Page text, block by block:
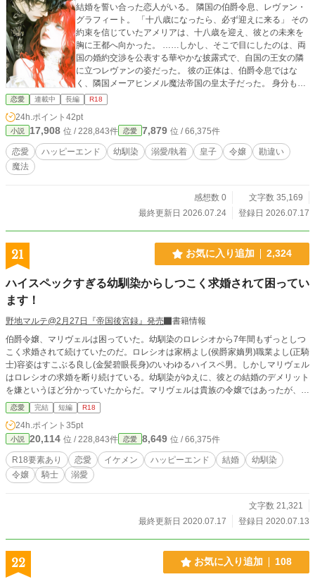
結婚を誓い合った恋人がいる。 隣国の伯爵令息、レヴァン・
グラフィート。 「十八歳になったら、必ず迎えに来る」 その
約束を信じていたアメリアは、十八歳を迎え、彼との未来を
胸に王都へ向かった。 ……しかし、そこで目にしたのは、両
国の婚約交渉を公表する華やかな披露式で、自国の王女の隣
に立つレヴァンの姿だった。 彼の正体は、伯爵令息ではな
く、隣国メーアヒンメル魔法帝国の皇太子だった。 身分も、
名前も、二人で交わした未来さえも、すべて嘘だったのだと
思った。 それなのにレヴァンは、夜になると何事もなかった
ように窓から現れ、「俺を信じて」とアメリアを優しく抱き
しめてくる。 さらに社交界では、女好きの皇太子として、毎
回違う美女を連れて歩く姿まで目撃してしまい…… 嘘つき皇
子と、嘘の中で育てられた辺境令嬢。 すれ違い続ける初恋
へ、もう二度と嘘で選択を奪わないと決めるまでの物語。
団体等は全て架空のものです。
恋愛 連載中 長編 R18
24h.ポイント 42pt
小説 17,908 位 / 228,843件 恋愛 7,879 位 / 66,375件
恋愛 ハッピーエンド 幼馴染 溺愛/執着 皇子 令嬢
勘違い
魔法
感想数 0
文字数 35,169
最終更新日 2026.07.24
登録日 2026.07.17
21 お気に入り追加 2,324
ハイスペックすぎる幼馴染からしつこく求婚されて困ってい
ます！
野地マルテ@2月27日『帝国後宮録』発売
書籍情報
伯爵令嬢、マリヴェルは困っていた。幼馴染のロレシオから7年間もずっとしつ
こく求婚されて続けていたのだ。ロレシオは家柄よし(侯爵家嫡男)職業よし(正騎
士)容姿はすこぶる良し(金髪碧眼長身)のいわゆるハイスペ男。しかしマリヴェル
はロレシオの求婚を断り続けている。幼馴染がゆえに、彼との結婚のデメリット
を嫌というほど分かっていたからだ。マリヴェルは貴族の令嬢ではあったが、ド
レス商として生計をたてており、食うには困らない生活を送っていた。──私に
侯爵夫人は務まらない！ぜったい無理！！ ──今日も今日とて、マリヴェルは
ロレシオの求婚を断ったが、いつまでも逃げ切れるものではなく……最終的には
あっさり捕まってしまう。何故ならマリヴェルもロレシオに想いをよせていたか
らである。 ※成人向けの小説です。性描写回には※あり。ご自衛ください。
恋愛 完結 短編 R18
24h.ポイント 35pt
小説 20,114 位 / 228,843件 恋愛 8,649 位 / 66,375件
R18要素あり 恋愛 イケメン ハッピーエンド 結婚
幼馴染
令嬢
騎士 溺愛
文字数 21,321
最終更新日 2020.07.17
登録日 2020.07.13
22 お気に入り追加 108